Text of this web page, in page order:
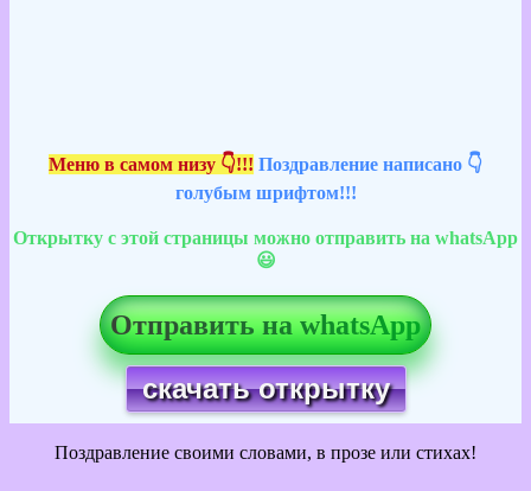
Меню в самом низу 👇!!! Поздравление написано 👇
голубым шрифтом!!!
Открытку с этой страницы можно отправить на whatsApp
😃
Отправить на whatsApp
скачать открытку
Поздравление своими словами, в прозе или стихах!